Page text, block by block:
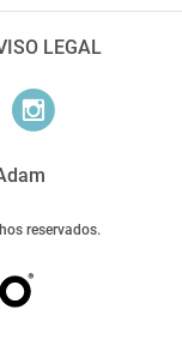
LEGAL
reservados.